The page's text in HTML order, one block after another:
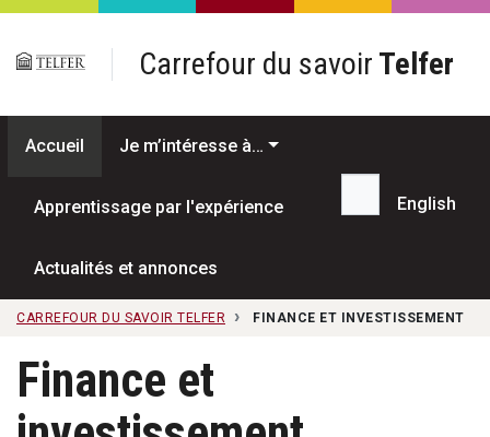
Passer au contenu principal
Carrefour du savoir Telfer
Accueil Je m’intéresse à…
Apprentissage par l'expérience
Actualités et annonces
Recherche...
English
CARREFOUR DU SAVOIR TELFER FINANCE ET INVESTISSEMENT
Finance et